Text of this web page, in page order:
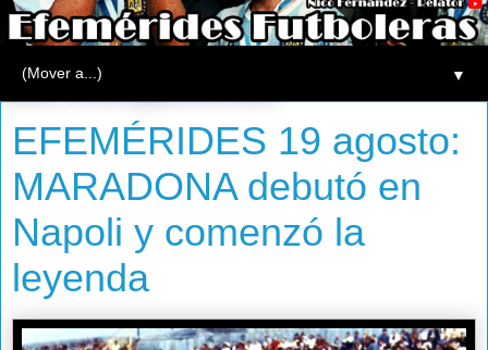
▼
lunes, 19 de agosto de 2013
EFEMÉRIDES 19 agosto:
MARADONA debutó en
Napoli y comenzó la
leyenda